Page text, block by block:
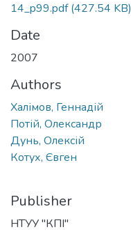
14_p99.pdf(427.54 KB)
Date
2007
Authors
Халімов, Геннадій
Потій, Олександр
Дунь, Олексій
Котух, Євген
Publisher
НТУУ "КПІ"